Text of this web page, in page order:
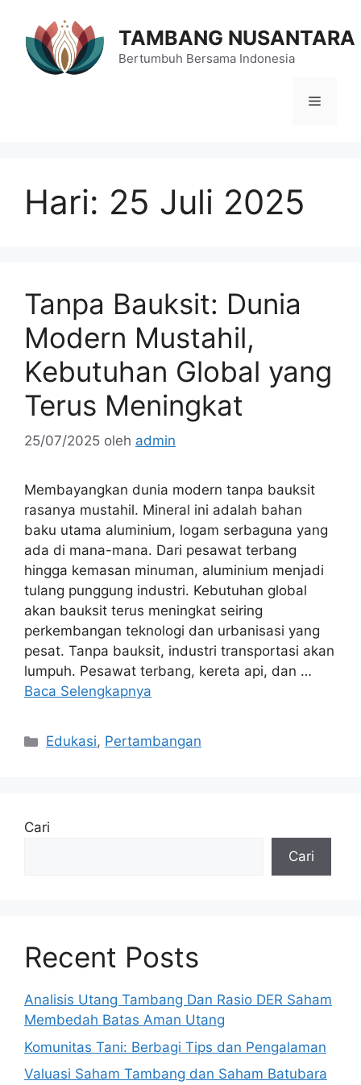
TAMBANG NUSANTARA
Bertumbuh Bersama Indonesia
Menu
Hari: 25 Juli 2025
Tanpa Bauksit: Dunia
Modern Mustahil,
Kebutuhan Global yang
Terus Meningkat
25/07/2025 oleh admin
Membayangkan dunia modern tanpa bauksit
rasanya mustahil. Mineral ini adalah bahan
baku utama aluminium, logam serbaguna yang
ada di mana-mana. Dari pesawat terbang
hingga kemasan minuman, aluminium menjadi
tulang punggung industri. Kebutuhan global
akan bauksit terus meningkat seiring
perkembangan teknologi dan urbanisasi yang
pesat. Tanpa bauksit, industri transportasi akan
lumpuh. Pesawat terbang, kereta api, dan …
Baca Selengkapnya
Kategori
Edukasi, Pertambangan
Cari
Cari
Recent Posts
Analisis Utang Tambang Dan Rasio DER Saham
Membedah Batas Aman Utang
Komunitas Tani: Berbagi Tips dan Pengalaman
Valuasi Saham Tambang dan Saham Batubara